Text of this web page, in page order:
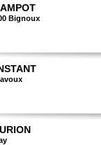
Bignoux